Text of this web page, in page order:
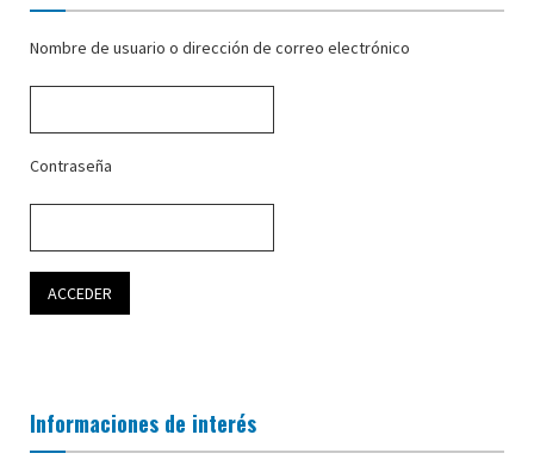
Nombre de usuario o dirección de correo electrónico
Contraseña
Informaciones de interés